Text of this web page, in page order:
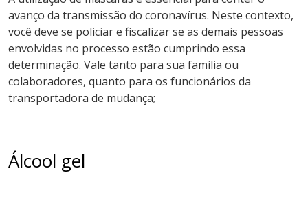
avanço da transmissão do coronavírus. Neste contexto,
você deve se policiar e fiscalizar se as demais pessoas
envolvidas no processo estão cumprindo essa
determinação. Vale tanto para sua família ou
colaboradores, quanto para os funcionários da
transportadora de mudança;
Álcool gel